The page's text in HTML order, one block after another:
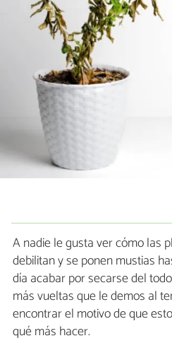
A nadie le gusta ver cómo las
debilitan y se ponen mustias
día acabar por secarse del
más vueltas que le demos al
encontrar el motivo de que
qué más hacer.